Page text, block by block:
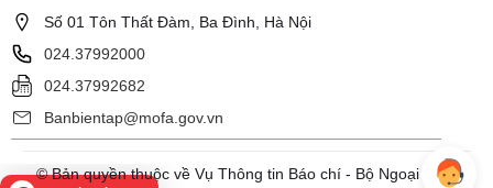
Số 01 Tôn Thất Đàm, Ba Đình, Hà Nội
024.37992000
024.37992682
Banbientap@mofa.gov.vn
© Bản quyền thuộc về Vụ Thông tin Báo chí - Bộ Ngoại Giao